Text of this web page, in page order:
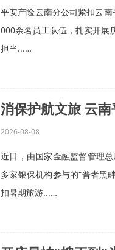
平安产险云南分公司紧扣云
000余名员工队伍，扎实开展
担当...…
消保护航文旅 云
2026-08-08
近日，由国家金融监督管理
多家银保机构参与的“普者黑
扣暑期旅游...…